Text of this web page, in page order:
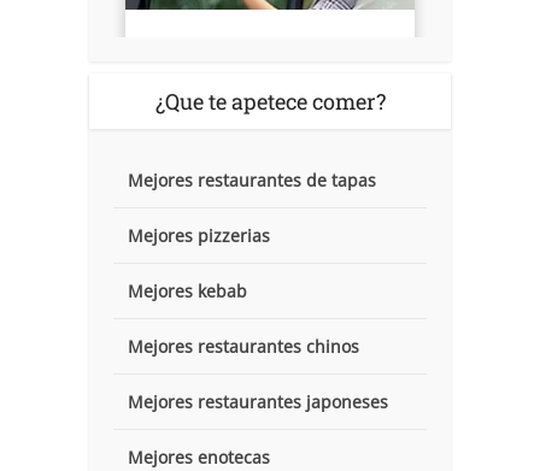
¿Que te apetece comer?
Mejores restaurantes de tapas
Mejores pizzerias
Mejores kebab
Mejores restaurantes chinos
Mejores restaurantes japoneses
Mejores enotecas